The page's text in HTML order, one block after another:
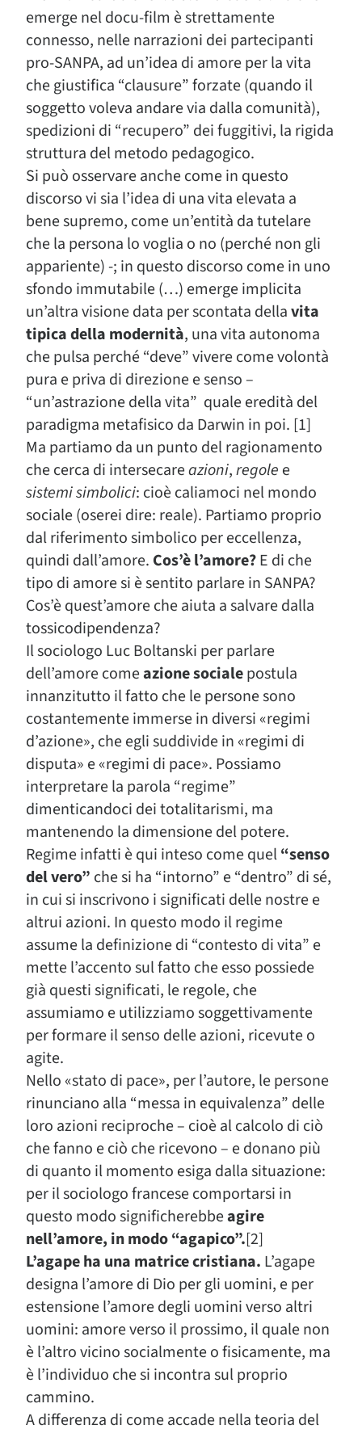
emerge nel docu-film è strettamente
connesso, nelle narrazioni dei partecipanti
pro-SANPA, ad un’idea di amore per la vita
che giustifica “clausure” forzate (quando il
soggetto voleva andare via dalla comunità),
spedizioni di “recupero” dei fuggitivi, la rigida
struttura del metodo pedagogico.
Si può osservare anche come in questo
discorso vi sia l’idea di una vita elevata a
bene supremo, come un’entità da tutelare
che la persona lo voglia o no (perché non gli
appariente) -; in questo discorso come in uno
sfondo immutabile (…) emerge implicita
un’altra visione data per scontata dellavita
tipica della modernità, una vita autonoma
che pulsa perché “deve” vivere come volontà
pura e priva di direzione e senso –
“un’astrazione della vita” quale eredità del
paradigma metafisico da Darwin in poi. [1]
Ma partiamo da un punto del ragionamento
che cerca di intersecareazioni,regole e
sistemi simbolici: cioè caliamoci nel mondo
sociale (oserei dire: reale). Partiamo proprio
dal riferimento simbolico per eccellenza,
quindi dall’amore. Cos’è l’amore?E di che
tipo di amore si è sentito parlare in SANPA?
Cos’è quest’amore che aiuta a salvare dalla
tossicodipendenza?
Il sociologo Luc Boltanski per parlare
dell’amore comeazione socialepostula
innanzitutto il fatto che le persone sono
costantemente immerse in diversi «regimi
d’azione», che egli suddivide in «regimi di
disputa» e «regimi di pace». Possiamo
interpretare la parola “regime”
dimenticandoci dei totalitarismi, ma
mantenendo la dimensione del potere.
Regime infatti è qui inteso come quel“senso
del vero” che si ha “intorno” e “dentro” di sé,
in cui si inscrivono i significati delle nostre e
altrui azioni. In questo modo il regime
assume la definizione di “contesto di vita” e
mette l’accento sul fatto che esso possiede
già questi significati, le regole, che
assumiamo e utilizziamo soggettivamente
per formare il senso delle azioni, ricevute o
agite.
Nello «stato di pace», per l’autore, le persone
rinunciano alla “messa in equivalenza” delle
loro azioni reciproche – cioè al calcolo di ciò
che fanno e ciò che ricevono – e donano più
di quanto il momento esiga dalla situazione:
per il sociologo francese comportarsi in
questo modo significherebbeagire
nell’amore, in modo “agapico”.[2]
L’agape ha una matrice cristiana. L’agape
designa l’amore di Dio per gli uomini, e per
estensione l’amore degli uomini verso altri
uomini: amore verso il prossimo, il quale non
è l’altro vicino socialmente o fisicamente, ma
è l’individuo che si incontra sul proprio
cammino.
A differenza di come accade nella teoria del